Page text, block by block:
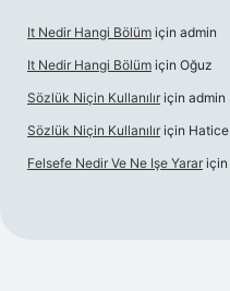
It Nedir Hangi Bölüm için admin
It Nedir Hangi Bölüm için Oğuz
Sözlük Niçin Kullanılır için admin
Sözlük Niçin Kullanılır için Hatice
Felsefe Nedir Ve Ne Işe Yarar için